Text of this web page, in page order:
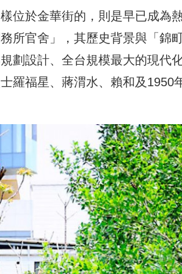
位於金華街的，則是早已成為
所官舍」，其歷史背景與「錦
劃設計、全台規模最大的現代
羅福星、蔣渭水、賴和及1950